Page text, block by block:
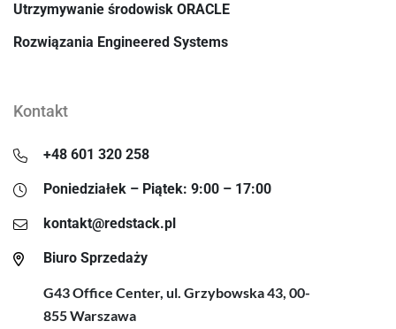
Utrzymywanie środowisk ORACLE
Rozwiązania Engineered Systems
Kontakt
+48 601 320 258
Poniedziałek – Piątek: 9:00 – 17:00
kontakt@redstack.pl
Biuro Sprzedaży
G43 Office Center, ul. Grzybowska 43, 00-
855 Warszawa